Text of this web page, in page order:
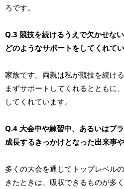
ろです。
Q.3 競技を続けるうえで欠かせな
どのようなサポートをしてくれてい
家族です。両親は私が競技を続け
まずサポートしてくれるとともに
してくれています。
Q.4 大会中や練習中、あるいはプ
成長するきっかけとなった出来事
多くの大会を通じてトップレベル
きたときは、吸収できるものが多く